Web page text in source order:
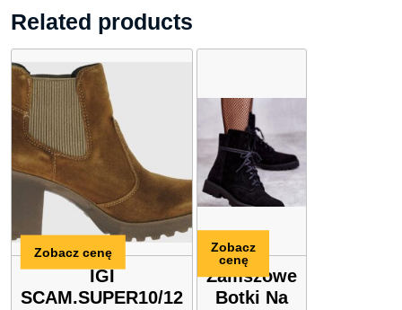
Related products
IGI
SCAM.SUPER10/12
Zobacz cenę
Zamszowe
Botki Na
Zobacz
cenę